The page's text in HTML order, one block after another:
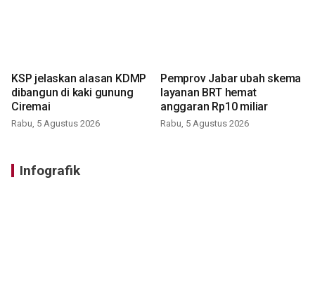
KSP jelaskan alasan KDMP
dibangun di kaki gunung
Ciremai
Rabu, 5 Agustus 2026
Pemprov Jabar ubah skema
layanan BRT hemat
anggaran Rp10 miliar
Rabu, 5 Agustus 2026
Infografik